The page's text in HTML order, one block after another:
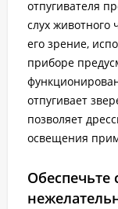
отпугивателя
слух животного
его зрение,
приборе
отпугивает
позволяет
освещения
Обеспечьте